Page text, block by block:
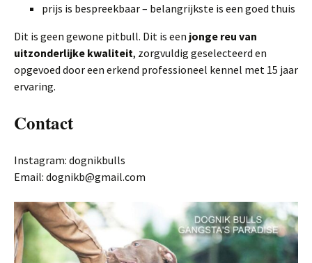
prijs is bespreekbaar – belangrijkste is een goed thuis
Dit is geen gewone pitbull. Dit is een jonge reu van
uitzonderlijke kwaliteit, zorgvuldig geselecteerd en
opgevoed door een erkend professioneel kennel met 15 jaar
ervaring.
Contact
Instagram: dognikbulls
Email: dognikb@gmail.com